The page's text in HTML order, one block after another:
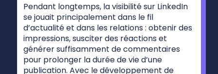
Pendant longtemps, la visibilité sur LinkedIn
se jouait principalement dans le fil
d’actualité et dans les relations : obtenir des
impressions, susciter des réactions et
générer suffisamment de commentaires
pour prolonger la durée de vie d’une
publication. Avec le développement de